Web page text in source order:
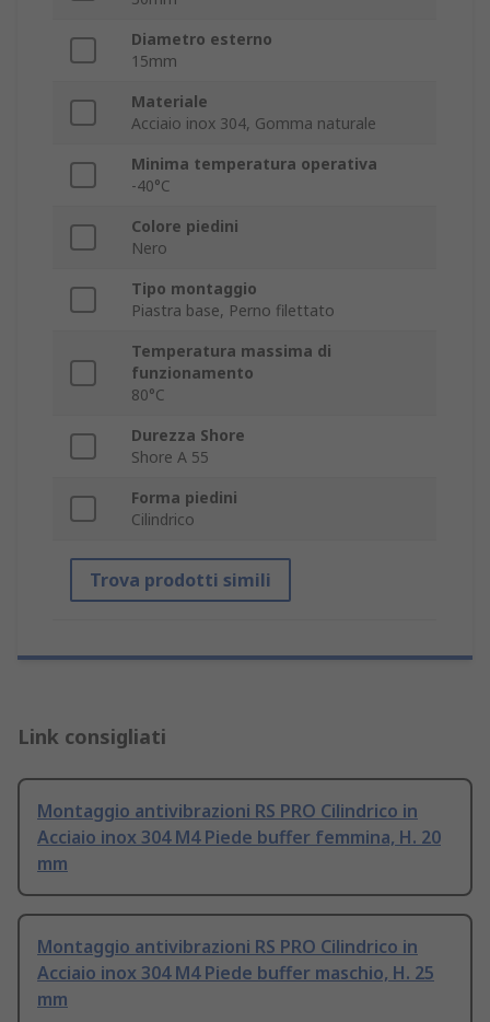
Diametro esterno
15mm
Materiale
Acciaio inox 304, Gomma naturale
Minima temperatura operativa
-40°C
Colore piedini
Nero
Tipo montaggio
Piastra base, Perno filettato
Temperatura massima di
funzionamento
80°C
Durezza Shore
Shore A 55
Forma piedini
Cilindrico
Trova prodotti simili
Link consigliati
Montaggio antivibrazioni RS PRO Cilindrico in
Acciaio inox 304 M4 Piede buffer femmina, H. 20
mm
Montaggio antivibrazioni RS PRO Cilindrico in
Acciaio inox 304 M4 Piede buffer maschio, H. 25
mm